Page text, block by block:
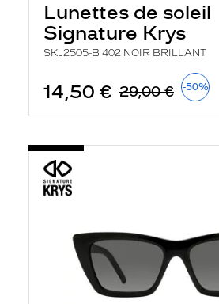
Lunettes de soleil
Signature Krys
SKJ2505-B 402 NOIR BRILLANT
14,50 € 29,00 € -50%